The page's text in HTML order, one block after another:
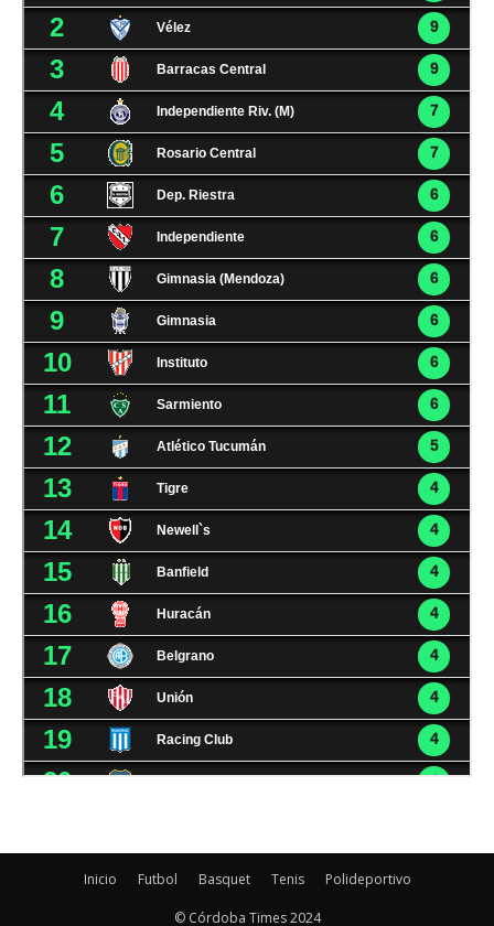
Inicio Futbol Basquet Tenis Polideportivo
© Córdoba Times 2024